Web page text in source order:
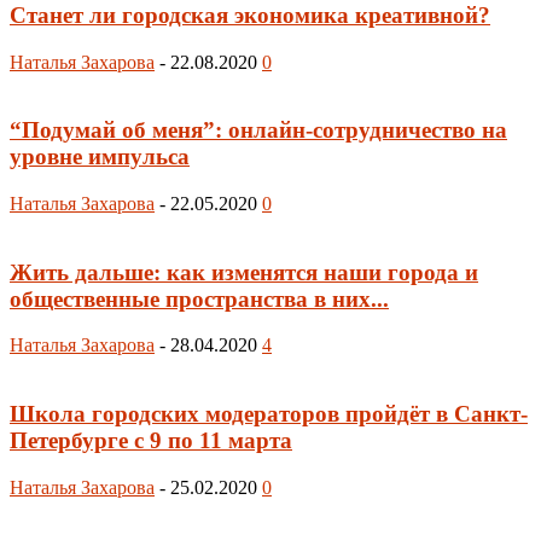
Станет ли городская экономика креативной?
Наталья Захарова - 22.08.2020 0
“Подумай об меня”: онлайн-сотрудничество на
уровне импульса
Наталья Захарова - 22.05.2020 0
Жить дальше: как изменятся наши города и
общественные пространства в них...
Наталья Захарова - 28.04.2020 4
Школа городских модераторов пройдёт в Санкт-
Петербурге с 9 по 11 марта
Наталья Захарова - 25.02.2020 0